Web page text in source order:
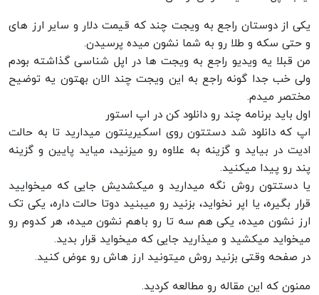
یکی از دوستان راجع به ویجت چند که قیمت دلار و سایر ارز های
و حتی سکه و طلا رو به شما نشون میده پرسیدن.
من قبلا یه ویدیو راجع به ویجت ها در اپل شناسی گذاشته بودم
ولی خب جدا گونه راجع به این ویجت چند الان بهتون یه توضیح
مختصر میدم.
اول باید برنامه چند رو دانلود کن در اپ استور
اپ که دانلود شد دستتون روی اسکیرینتون میدارید تا به حالت
ادیت در بیاید و گزینه به علاوه رو میزنید، میاید پایین و گزینه
پند رو پیدا میکنید.
یا دستتون روش نگه میدارید و میکشدیش جایی که میخوایید
قرار بگیره، یا اپر نخواید، بزنید رو میبنید دوتا حالت داره، یکی تک
ارز نشون میده، یکی هم سه تا رو باهم نشون میده، هر کدوم رو
میخواید میکشید و میذارید جایی که میخواید قرار بدید.
در صفحه وقتی بزنید روش میتونید ارز هاش رو عوض کنید.
ممنون که این مقاله رو مطالعه کردید.